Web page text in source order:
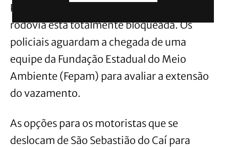
Parte do combustível caiu sobre a pista e a
rodovia está totalmente bloqueada. Os
policiais aguardam a chegada de uma
equipe da Fundação Estadual do Meio
Ambiente (Fepam) para avaliar a extensão
do vazamento.
As opções para os motoristas que se
deslocam de São Sebastião do Caí para